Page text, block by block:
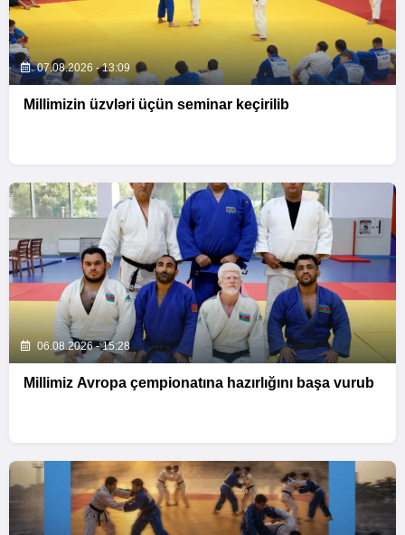
07.08.2026 - 13:09
Millimizin üzvləri üçün seminar keçirilib
06.08.2026 - 15:28
Millimiz Avropa çempionatına hazırlığını başa vurub